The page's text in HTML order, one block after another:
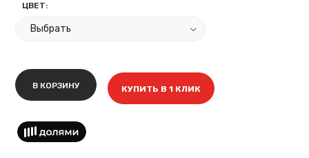
ЦВЕТ:
В КОРЗИНУ КУПИТЬ В 1 КЛИК